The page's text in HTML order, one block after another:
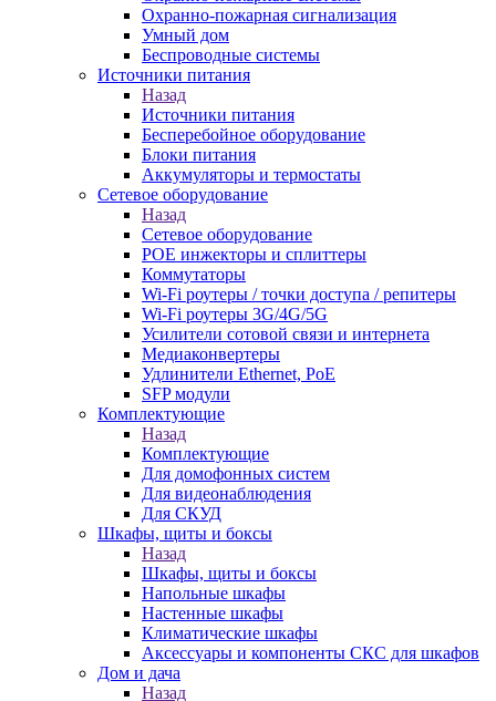
Охранно-пожарная сигнализация
Умный дом
Беспроводные системы
Источники питания
Назад
Источники питания
Бесперебойное оборудование
Блоки питания
Аккумуляторы и термостаты
Сетевое оборудование
Назад
Сетевое оборудование
POE инжекторы и сплиттеры
Коммутаторы
Wi-Fi роутеры / точки доступа / репитеры
Wi-Fi роутеры 3G/4G/5G
Усилители сотовой связи и интернета
Медиаконвертеры
Удлинители Ethernet, PoE
SFP модули
Комплектующие
Назад
Комплектующие
Для домофонных систем
Для видеонаблюдения
Для СКУД
Шкафы, щиты и боксы
Назад
Шкафы, щиты и боксы
Напольные шкафы
Настенные шкафы
Климатические шкафы
Аксессуары и компоненты СКС для шкафов
Дом и дача
Назад